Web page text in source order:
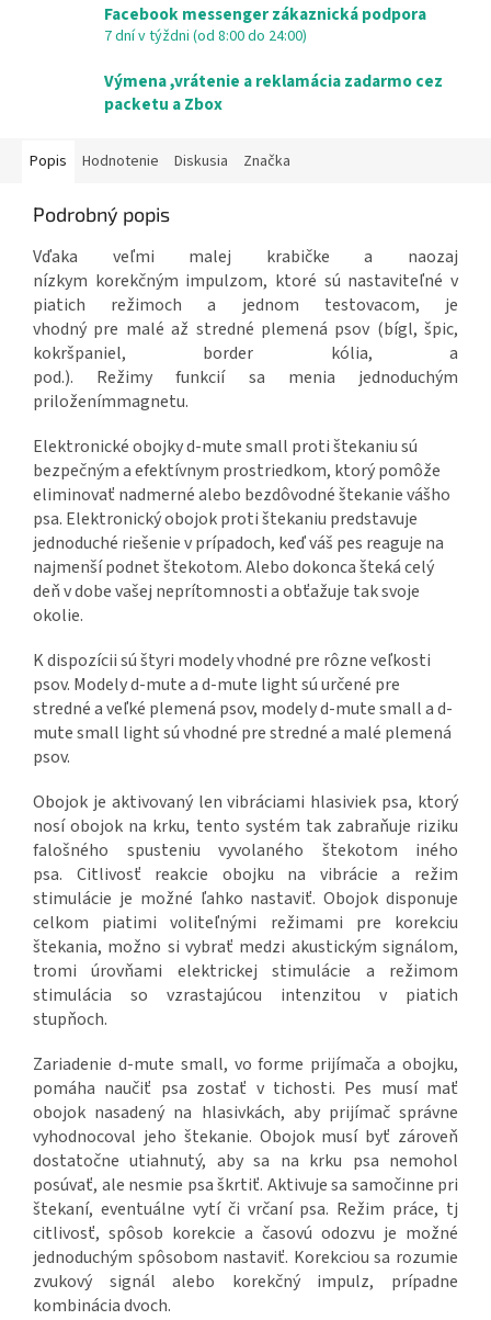
Facebook messenger zákaznická podpora
7 dní v týždni (od 8:00 do 24:00)
Výmena ,vrátenie a reklamácia zadarmo cez
packetu a Zbox
Popis Hodnotenie Diskusia Značka
Podrobný popis
Vďaka veľmi malej krabičkea naozaj
nízkym korekčným impulzom, ktoré sú nastaviteľné v
piatich
režimoch a jednom testovacom, je
vhodný pre malé až stredné plemená psov (bígl, špic,
kokršpaniel, border kólia, a
pod.). Režimy funkcií sa menia jednoduchým
priloženímmagnetu.
Elektronické obojky d-mute small proti štekaniu sú
bezpečným a efektívnym prostriedkom, ktorý pomôže
eliminovať nadmerné alebo bezdôvodné štekanie vášho
psa. Elektronický obojok proti štekaniu predstavuje
jednoduché riešenie v prípadoch, keď váš pes reaguje na
najmenší podnet štekotom. Alebo dokonca šteká celý
deň v dobe vašej neprítomnosti a obťažuje tak svoje
okolie.
K dispozícii sú štyri modely vhodné pre rôzne veľkosti
psov. Modely d-mute a d-mute light sú určené pre
stredné a veľké plemená psov, modely d-mute small a d-
mute small light sú vhodné pre stredné a malé plemená
psov.
Obojok je aktivovaný len vibráciami hlasiviek psa, ktorý
nosí obojok na krku, tento systém tak zabraňuje riziku
falošného spusteniu vyvolaného štekotom iného
psa. Citlivosť reakcie obojku na vibrácie a režim
stimulácie je možné ľahko nastaviť. Obojok disponuje
celkom piatimi voliteľnými režimami pre korekciu
štekania, možno si vybrať medzi akustickým signálom,
tromi úrovňami elektrickej stimulácie a režimom
stimulácia so vzrastajúcou intenzitou v piatich
stupňoch.
Zariadenie d-mute small, vo forme prijímača a obojku,
pomáha naučiť psa zostať v tichosti. Pes musí mať
obojok nasadený na hlasivkách, aby prijímač správne
vyhodnocoval jeho štekanie. Obojok musí byť zároveň
dostatočne utiahnutý, aby sa na krku psa nemohol
posúvať, ale nesmie psa škrtiť. Aktivuje sa samočinne pri
štekaní, eventuálne vytí či vrčaní psa. Režim práce, tj
citlivosť, spôsob korekcie a časovú odozvu je možné
jednoduchým spôsobom nastaviť. Korekciou sa rozumie
zvukový signál alebo korekčný impulz, prípadne
kombinácia dvoch.